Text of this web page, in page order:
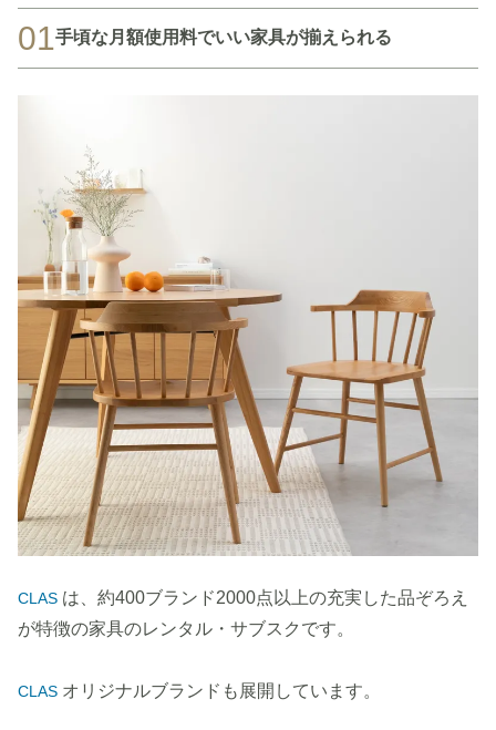
01手頃な月額使用料でいい家具が揃えられる
CLAS は、約400ブランド2000点以上の充実した品ぞろえ
が特徴の家具のレンタル・サブスクです。
CLAS オリジナルブランドも展開しています。